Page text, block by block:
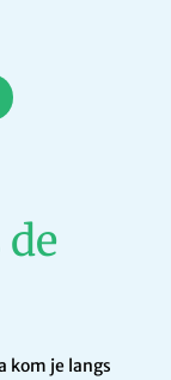
kom je langs